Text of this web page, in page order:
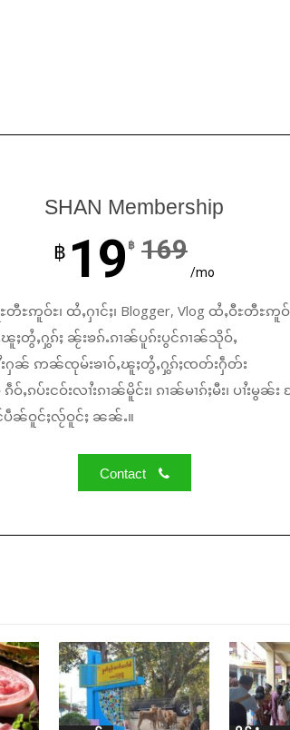
SHAN Membership
฿ 19 ฿ 169
/mo
တီႊဢူဝ်ႊ၊ ထႆႇႁၢင်ႈ၊ Blogger, Vlog ထႆႇဝီႊတီ
ႈတွႆႇႁွၵ်ႈ ၼႂ်းၶၵ်ႉၵၢၼ်ပူၵ်းပွင်ၵၢၼ်သိုဝ်ႇ
းႁၼ် ဢၼ်ၸုမ်းၶၢဝ်ႇၽူႈတွႆႇႁွၵ်ႈၸတ်းႁဵတ်း
ႇၵပ်းငဝ်းလၢႆးၵၢၼ်မိူင်း၊ ၵၢၼ်မၢၵ်ႈမီး၊ ပၢႆးမွ
ပဵၼ်ဝူင်ႈလႂ်ဝူင်ႈ ၼၼ်ႉ။
Contact